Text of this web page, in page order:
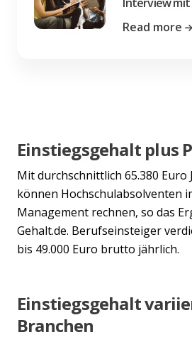
Read more
Einstiegsgehalt plus
Mit durchschnittlich 65.380 Euro
können Hochschulabsolventen
Management rechnen, so das
Gehalt.de. Berufseinsteiger
bis 49.000 Euro brutto jährlich.
Einstiegsgehalt
Branchen